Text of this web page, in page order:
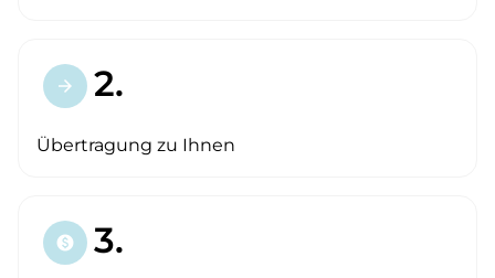
arrow_forward 2.
Übertragung zu Ihnen
paid 3.